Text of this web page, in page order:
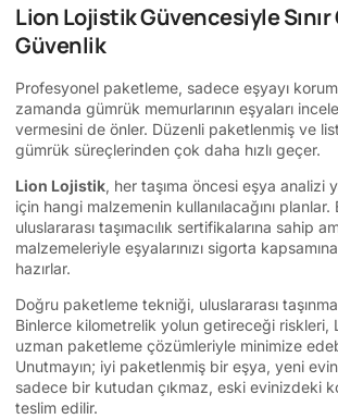
Lion Lojistik Güvencesiyle Sınır
Güvenlik
Profesyonel paketleme, sadece eşyayı
zamanda gümrük memurlarının eşyaları
vermesini de önler. Düzenli paketlenmiş ve
gümrük süreçlerinden çok daha hızlı geçer.
Lion Lojistik, her taşıma öncesi eşya analizi
için hangi malzemenin kullanılacağını planlar.
uluslararası taşımacılık sertifikalarına sahip
malzemeleriyle eşyalarınızı sigorta
hazırlar.
Doğru paketleme tekniği, uluslararası
Binlerce kilometrelik yolun getireceği riskleri,
uzman paketleme çözümleriyle minimize
Unutmayın; iyi paketlenmiş bir eşya, yeni
sadece bir kutudan çıkmaz, eski evinizdeki
teslim edilir.